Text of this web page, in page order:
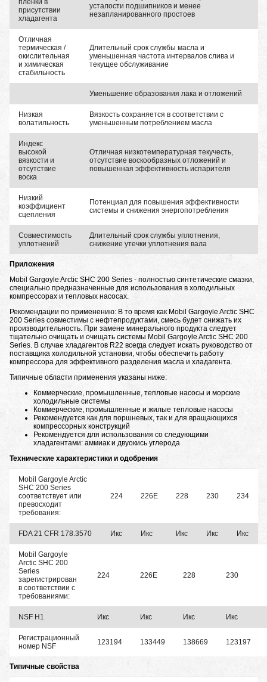
пленки в
присутствии
хладагента
усталости подшипников и менее
незапланированного простоев
Отличная
термическая /
окислительная
и химическая
стабильность
Длительный срок службы масла и
уменьшенная частота интервалов слива и
текущее обслуживание
Уменьшение образования лака и отложений
Низкая
волатильность
Вязкость сохраняется в соответствии с
уменьшенным потреблением масла
Индекс
высокой
вязкости и
отсутствие
воска
Отличная низкотемпературная текучесть,
отсутствие воскообразных отложений и
повышенная эффективность испарителя
Низкий
коэффициент
сцепления
Потенциал для повышения эффективности
системы и снижения энергопотребления
Совместимость
уплотнений
Длительный срок службы уплотнения,
снижение утечки уплотнения вала
Приложения
Mobil Gargoyle Arctic SHC 200 Series - полностью синтетические смазки,
специально предназначенные для использования в холодильных
компрессорах и тепловых насосах.
Рекомендации по применению: В то время как Mobil Gargoyle Arctic SHC
200 Series совместимы с нефтепродуктами, смесь будет снижать их
производительность. При замене минерального продукта следует
тщательно очищать и очищать системы Mobil Gargoyle Arctic SHC 200
Series. В случае хладагентов R22 всегда следует искать руководство от
поставщика холодильной установки, чтобы обеспечить работу
компрессора для эффективного разделения масла и хладагента.
Типичные области применения указаны ниже:
Коммерческие, промышленные, тепловые насосы и морские
холодильные системы
Коммерческие, промышленные и жилые тепловые насосы
Рекомендуется как для поршневых, так и для вращающихся
компрессорных конструкций
Рекомендуется для использования со следующими
хладагентами: аммиак и двуокись углерода
Технические характеристики и одобрения
Mobil Gargoyle Arctic
SHC 200 Series
соответствует или
превосходит
требования:
224 226E 228 230 234
FDA 21 CFR 178.3570 Икс Икс Икс Икс Икс
Mobil Gargoyle
Arctic SHC 200
Series
зарегистрирован
в соответствии с
требованиями:
224 226E 228 230
NSF H1 Икс Икс Икс Икс
Регистрационный
номер NSF
123194 133449 138669 123197
Типичные свойства